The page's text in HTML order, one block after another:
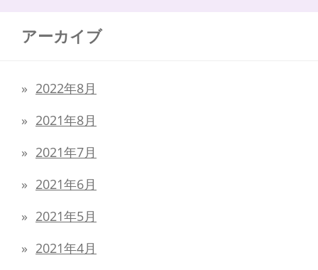
アーカイブ
2022年8月
2021年8月
2021年7月
2021年6月
2021年5月
2021年4月